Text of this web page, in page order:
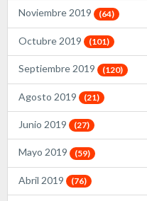
Noviembre 2019 (64)
Octubre 2019 (101)
Septiembre 2019 (120)
Agosto 2019 (21)
Junio 2019 (27)
Mayo 2019 (59)
Abril 2019 (76)